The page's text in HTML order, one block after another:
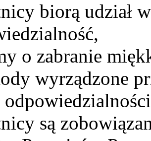
biorą udział
o zabranie
wyrządzone
są